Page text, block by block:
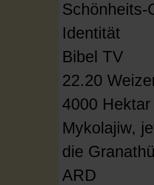
Schönheits-
Identität
Bibel TV
22.20
4000
Mykolajiw,
die
ARD